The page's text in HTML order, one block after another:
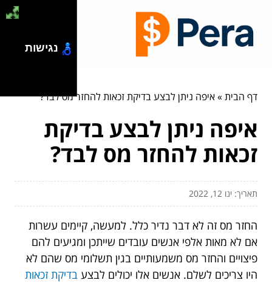
דף הבית»איפה ניתן לבצע בדיקת זכאות להחזר מס לבד?
איפה ניתן לבצע בדיקת
זכאות להחזר מס לבד?
תאריך: ינו 12, 2022
החזר מס זה לא דבר נדיר כלל. למעשה, קיימים עשרות
אם לא מאות אלפי אנשים עובדים שייתכן ומגיעים להם
פיצויים והחזר מס משמעותיים בגין תשלומי מס שהם לא
היו צריכים לשלם. אנשים אלו יכולים לבצע בדיקת זכאות
נגישות